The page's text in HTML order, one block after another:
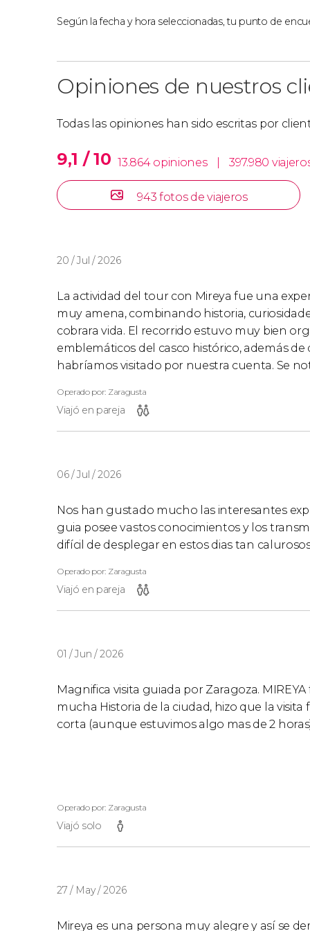
Según la fecha y hora seleccionadas, tu punto de
Opiniones de nuestros
Todas las opiniones han sido escritas por
9,1 / 10 13.864 opiniones 397.980
943 fotos de viajeros
20 / Jul / 2026
La actividad del tour con Mireya fue una
muy amena, combinando historia,
cobrara vida. El recorrido estuvo muy bien
emblemáticos del casco histórico, además
habríamos visitado por nuestra cuenta. Se
Operado por: Zaragusta
Viajó en pareja
06 / Jul / 2026
Nos han gustado mucho las interesantes
guia posee vastos conocimientos y los
difícil de desplegar en estos dias tan
Operado por: Zaragusta
Viajó en pareja
01 / Jun / 2026
Magnifica visita guiada por Zaragoza.
mucha Historia de la ciudad, hizo que la
corta (aunque estuvimos algo mas de 2
Operado por: Zaragusta
Viajó solo
27 / May / 2026
Mireya es una persona muy alegre y así se